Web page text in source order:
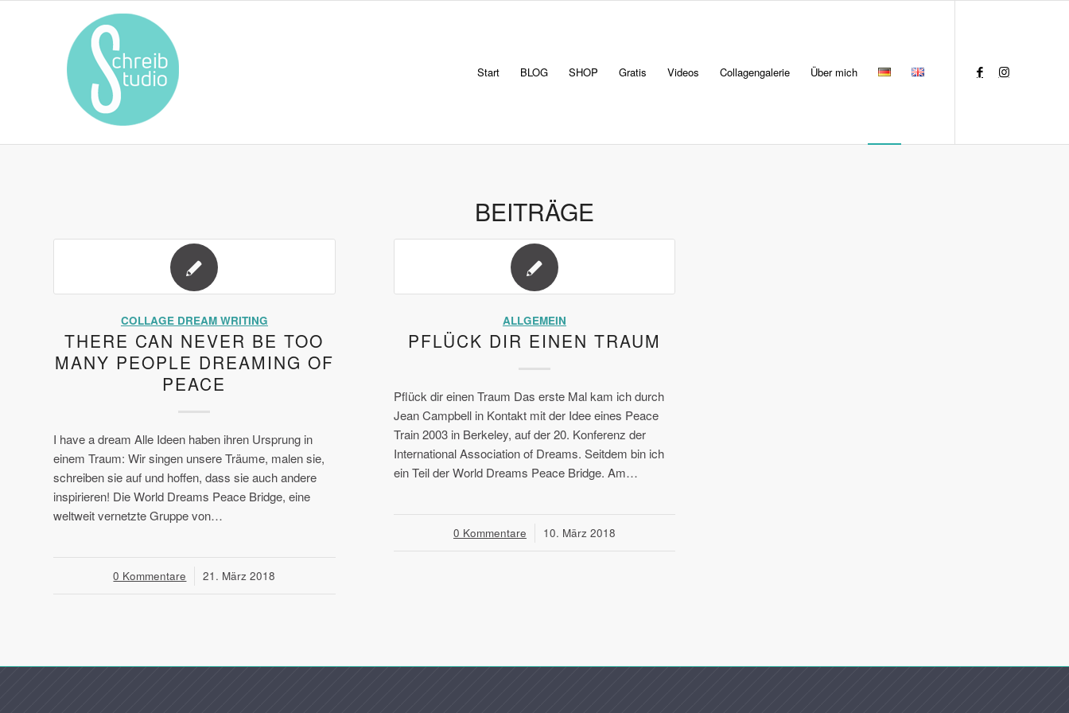
Start BLOG SHOP Gratis Videos Collagengalerie Über mich
BEITRÄGE
COLLAGE DREAM WRITING
THERE CAN NEVER BE TOO
MANY PEOPLE DREAMING OF
PEACE
I have a dream Alle Ideen haben ihren Ursprung in
einem Traum: Wir singen unsere Träume, malen sie,
schreiben sie auf und hoffen, dass sie auch andere
inspirieren! Die World Dreams Peace Bridge, eine
weltweit vernetzte Gruppe von…
0 Kommentare
/ 21. März 2018
ALLGEMEIN
PFLÜCK DIR EINEN TRAUM
Pflück dir einen Traum Das erste Mal kam ich durch
Jean Campbell in Kontakt mit der Idee eines Peace
Train 2003 in Berkeley, auf der 20. Konferenz der
International Association of Dreams. Seitdem bin ich
ein Teil der World Dreams Peace Bridge. Am…
0 Kommentare
/ 10. März 2018